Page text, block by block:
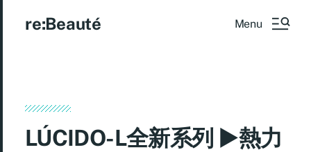
re:Beauté Menu
LÚCIDO-L全新系列 ►熱力